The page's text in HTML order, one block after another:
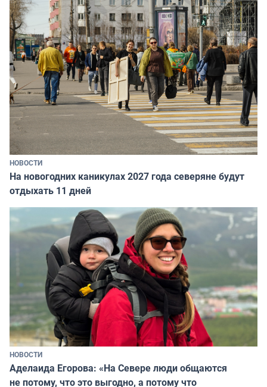
НОВОСТИ
На новогодних каникулах 2027 года северяне будут
отдыхать 11 дней
НОВОСТИ
Аделаида Егорова: «На Севере люди общаются
не потому, что это выгодно, а потому что